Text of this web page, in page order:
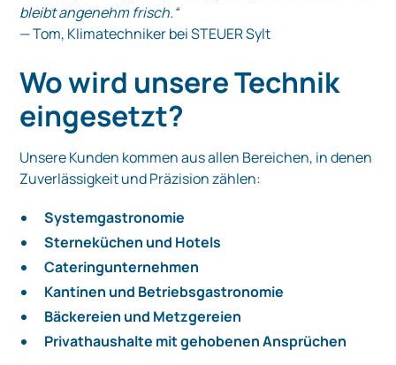
bleibt angenehm frisch.“
— Tom, Klimatechniker bei STEUER Sylt
Wo wird unsere Technik
eingesetzt?
Unsere Kunden kommen aus allen Bereichen, in denen
Zuverlässigkeit und Präzision zählen:
Systemgastronomie
Sterneküchen und Hotels
Cateringunternehmen
Kantinen und Betriebsgastronomie
Bäckereien und Metzgereien
Privathaushalte mit gehobenen Ansprüchen